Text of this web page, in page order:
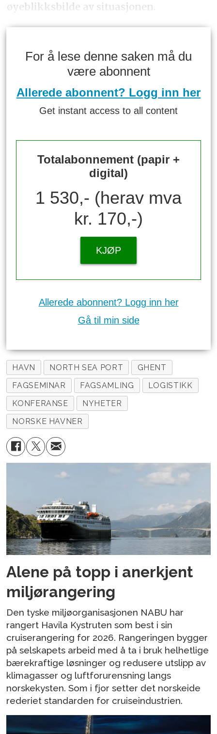
øyeblikksbilde av situasjonen.
For å lese denne saken må du
være abonnent
Allerede abonnent? Logg inn her
Get instant access to all content
Totalabonnement (papir +
digital)
1 530,- (herav mva
kr. 170,-)
KJØP
Allerede abonnent? Logg inn her
Gå til min side
HAVN NORTH SEA PORT
GHENT
FAGSEMINAR
FAGSAMLING
LOGISTIKK
KONFERANSE
NYHETER
NORSKE HAVNER
Alene på topp i anerkjent
miljørangering
Den tyske miljøorganisasjonen NABU har
rangert Havila Kystruten som best i sin
cruiserangering for 2026. Rangeringen bygger
på selskapets arbeid med å ta i bruk helhetlige
bærekraftige løsninger og redusere utslipp av
klimagasser og luftforurensning langs
norskekysten. Som i fjor setter det norskeide
rederiet standarden for cruiseindustrien.